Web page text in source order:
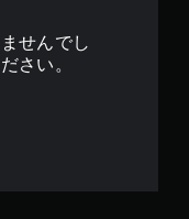
せんでし
さい。